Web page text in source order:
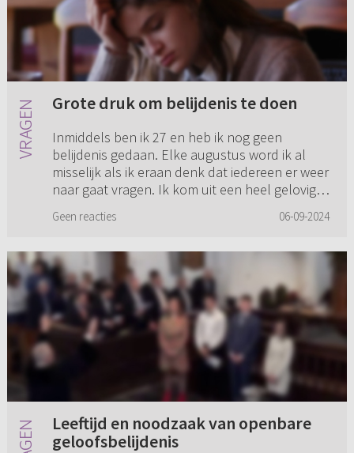
Grote druk om belijdenis te doen
Inmiddels ben ik 27 en heb ik nog geen
belijdenis gedaan. Elke augustus word ik al
misselijk als ik eraan denk dat iedereen er weer
naar gaat vragen. Ik kom uit een heel gelovig
Geen reacties 06-09-2024
Leeftijd en noodzaak van openbare
geloofsbelijdenis